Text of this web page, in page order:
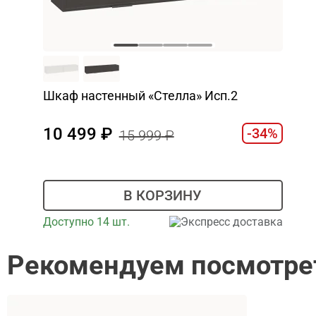
Шкаф настенный «Стелла» Исп.2
10 499 15 999 -34%
В КОРЗИНУ
Доступно 14 шт. Экспресс доставка
Рекомендуем